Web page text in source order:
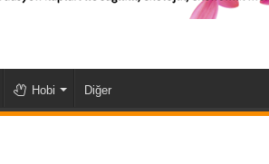
Hobi Diğer